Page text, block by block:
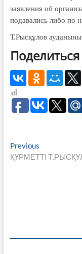
заявления об
подавались либо по
Т.Рысқұлов
Навигация
по
PreviousPrevious
post:
ҚҰРМЕТТІ